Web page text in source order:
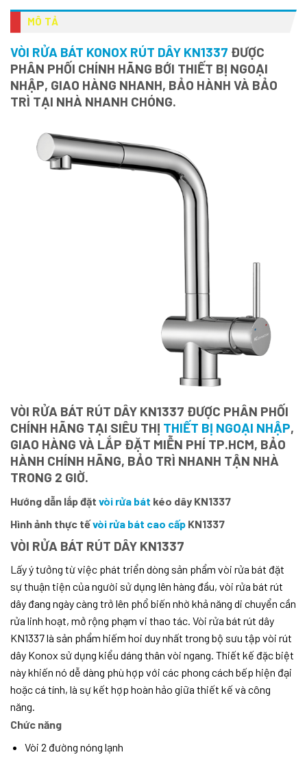
MÔ TẢ
VÒI RỬA BÁT KONOX RÚT DÂY KN1337 ĐƯỢC
PHÂN PHỐI CHÍNH HÃNG BỚI THIẾT BỊ NGOẠI
NHẬP, GIAO HÀNG NHANH, BẢO HÀNH VÀ BẢO
TRÌ TẠI NHÀ NHANH CHÓNG.
VÒI RỬA BÁT RÚT DÂY KN1337 ĐƯỢC PHÂN PHỐI
CHÍNH HÃNG TẠI SIÊU THỊ THIẾT BỊ NGOẠI NHẬP,
GIAO HÀNG VÀ LẮP ĐẶT MIỄN PHÍ TP.HCM, BẢO
HÀNH CHÍNH HÃNG, BẢO TRÌ NHANH TẬN NHÀ
TRONG 2 GIỜ.
Hướng dẫn lắp đặt vòi rửa bát kéo dây KN1337
Hình ảnh thực tếvòi rửa bát cao cấp KN1337
VÒI RỬA BÁT RÚT DÂY KN1337
Lấy ý tưởng từ việc phát triển dòng sản phẩm vòi rửa bát đặt
sự thuận tiện của người sử dụng lên hàng đầu, vòi rửa bát rút
dây đang ngày càng trở lên phổ biến nhờ khả năng di chuyển cần
rửa linh hoạt, mở rộng phạm vi thao tác. Vòi rửa bát rút dây
KN1337là sản phẩm hiếm hoi duy nhất trong bộ sưu tập vòi rút
dây Konox sử dụng kiểu dáng thân vòi ngang. Thiết kế đặc biệt
này khiến nó dễ dàng phù hợp với các phong cách bếp hiện đại
hoặc cá tính, là sự kết hợp hoàn hảo giữa thiết kế và công
năng.
Chức năng
Vòi 2 đường nóng lạnh